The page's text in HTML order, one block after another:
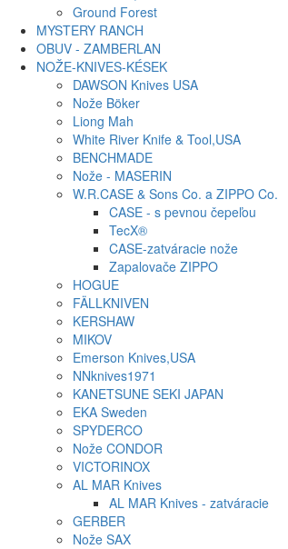
Ground Forest
MYSTERY RANCH
OBUV - ZAMBERLAN
NOŽE-KNIVES-KÉSEK
DAWSON Knives USA
Nože Böker
Liong Mah
White River Knife & Tool,USA
BENCHMADE
Nože - MASERIN
W.R.CASE & Sons Co. a ZIPPO Co.
CASE - s pevnou čepeľou
TecX®
CASE-zatváracie nože
Zapalovače ZIPPO
HOGUE
FÄLLKNIVEN
KERSHAW
MIKOV
Emerson Knives,USA
NNknives1971
KANETSUNE SEKI JAPAN
EKA Sweden
SPYDERCO
Nože CONDOR
VICTORINOX
AL MAR Knives
AL MAR Knives - zatváracie
GERBER
Nože SAX